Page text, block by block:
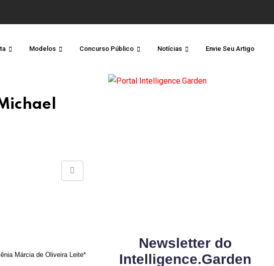
Modelos Concurso Público Notícias Envie Seu Artigo
Share
Márcia de Oliveira Leite*